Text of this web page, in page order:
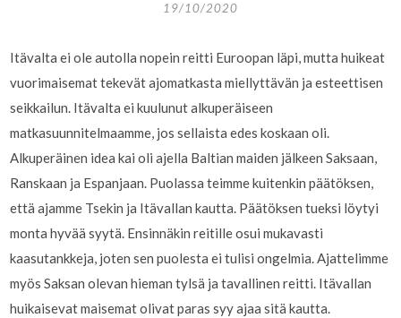
19/10/2020
Itävalta ei ole autolla nopein reitti Euroopan läpi, mutta huikeat
vuorimaisemat tekevät ajomatkasta miellyttävän ja esteettisen
seikkailun. Itävalta ei kuulunut alkuperäiseen
matkasuunnitelmaamme, jos sellaista edes koskaan oli.
Alkuperäinen idea kai oli ajella Baltian maiden jälkeen Saksaan,
Ranskaan ja Espanjaan. Puolassa teimme kuitenkin päätöksen,
että ajamme Tsekin ja Itävallan kautta. Päätöksen tueksi löytyi
monta hyvää syytä. Ensinnäkin reitille osui mukavasti
kaasutankkeja, joten sen puolesta ei tulisi ongelmia. Ajattelimme
myös Saksan olevan hieman tylsä ja tavallinen reitti. Itävallan
huikaisevat maisemat olivat paras syy ajaa sitä kautta.